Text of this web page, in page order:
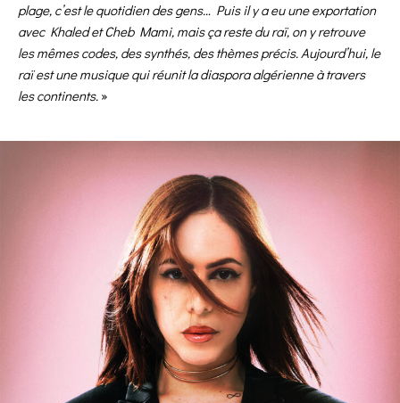
plage, c’est le quotidien des gens… Puis il y a eu une exportation
avec Khaled et Cheb Mami, mais ça reste du raï, on y retrouve
les mêmes codes, des synthés, des thèmes précis. Aujourd’hui, le
raï est une musique qui réunit la diaspora algérienne à travers
les continents. »